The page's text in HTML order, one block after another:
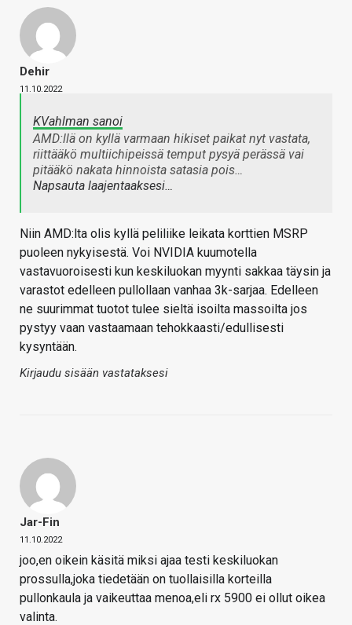
Dehir
11.10.2022
KVahlman sanoi
AMD:llä on kyllä varmaan hikiset paikat nyt vastata,
riittääkö multiichipeissä temput pysyä perässä vai
pitääkö nakata hinnoista satasia pois…
Napsauta laajentaaksesi…
Niin AMD:lta olis kyllä peliliike leikata korttien MSRP
puoleen nykyisestä. Voi NVIDIA kuumotella
vastavuoroisesti kun keskiluokan myynti sakkaa täysin ja
varastot edelleen pullollaan vanhaa 3k-sarjaa. Edelleen
ne suurimmat tuotot tulee sieltä isoilta massoilta jos
pystyy vaan vastaamaan tehokkaasti/edullisesti
kysyntään.
Kirjaudu sisään vastataksesi
Jar-Fin
11.10.2022
joo,en oikein käsitä miksi ajaa testi keskiluokan
prossulla,joka tiedetään on tuollaisilla korteilla
pullonkaula ja vaikeuttaa menoa,eli rx 5900 ei ollut oikea
valinta.